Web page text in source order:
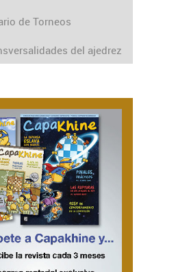
de Torneos
del ajedrez